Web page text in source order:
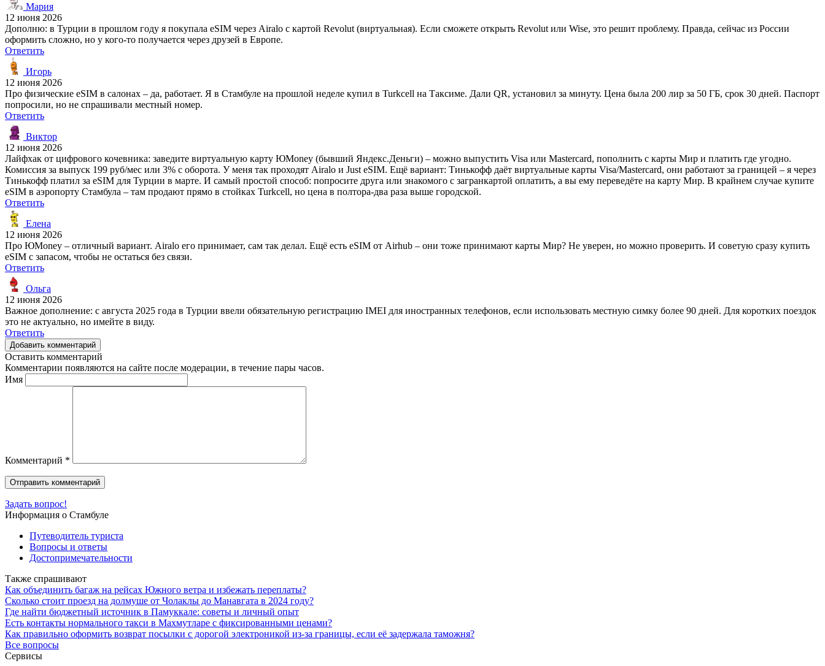
Мария
12 июня 2026
Дополню: в Турции в прошлом году я покупала eSIM через Airalo с картой Revolut (виртуальная). Если сможете открыть Revolut или Wise, это решит проблему. Правда, сейчас из России
оформить сложно, но у кого-то получается через друзей в Европе.
Ответить
Игорь
12 июня 2026
Про физические eSIM в салонах – да, работает. Я в Стамбуле на прошлой неделе купил в Turkcell на Таксиме. Дали QR, установил за минуту. Цена была 200 лир за 50 ГБ, срок 30 дней. Паспорт
попросили, но не спрашивали местный номер.
Ответить
Виктор
12 июня 2026
Лайфхак от цифрового кочевника: заведите виртуальную карту ЮMoney (бывший Яндекс.Деньги) – можно выпустить Visa или Mastercard, пополнить с карты Мир и платить где угодно.
Комиссия за выпуск 199 руб/мес или 3% с оборота. У меня так проходят Airalo и Just eSIM. Ещё вариант: Тинькофф даёт виртуальные карты Visa/Mastercard, они работают за границей – я через
Тинькофф платил за eSIM для Турции в марте. И самый простой способ: попросите друга или знакомого с загранкартой оплатить, а вы ему переведёте на карту Мир. В крайнем случае купите
eSIM в аэропорту Стамбула – там продают прямо в стойках Turkcell, но цена в полтора-два раза выше городской.
Ответить
Елена
12 июня 2026
Про ЮMoney – отличный вариант. Airalo его принимает, сам так делал. Ещё есть eSIM от Airhub – они тоже принимают карты Мир? Не уверен, но можно проверить. И советую сразу купить
eSIM с запасом, чтобы не остаться без связи.
Ответить
Ольга
12 июня 2026
Важное дополнение: с августа 2025 года в Турции ввели обязательную регистрацию IMEI для иностранных телефонов, если использовать местную симку более 90 дней. Для коротких поездок
это не актуально, но имейте в виду.
Ответить
Добавить комментарий
Оставить комментарий
Комментарии появляются на сайте после модерации, в течение пары часов.
Имя
Комментарий *
Задать вопрос!
Информация о Стамбуле
Путеводитель туриста
Вопросы и ответы
Достопримечательности
Также спрашивают
Как объединить багаж на рейсах Южного ветра и избежать переплаты?
Сколько стоит проезд на долмуше от Чолаклы до Манавгата в 2024 году?
Где найти бюджетный источник в Памуккале: советы и личный опыт
Есть контакты нормального такси в Махмутларе с фиксированными ценами?
Как правильно оформить возврат посылки с дорогой электроникой из-за границы, если её задержала таможня?
Все вопросы
Сервисы